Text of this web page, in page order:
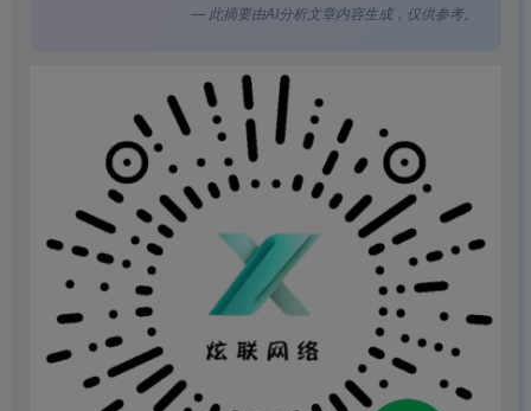
— 此摘要由AI分析文章内容生成，仅供参考。